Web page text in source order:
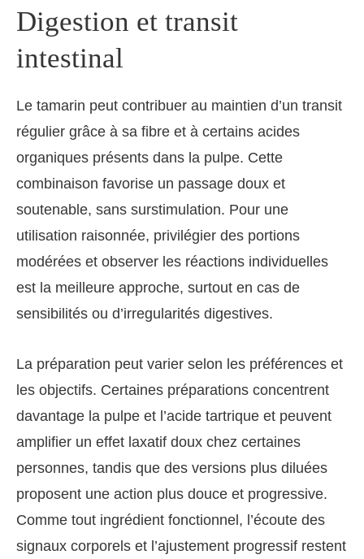
Digestion et transit
intestinal
Le tamarin peut contribuer au maintien d’un transit
régulier grâce à sa fibre et à certains acides
organiques présents dans la pulpe. Cette
combinaison favorise un passage doux et
soutenable, sans surstimulation. Pour une
utilisation raisonnée, privilégier des portions
modérées et observer les réactions individuelles
est la meilleure approche, surtout en cas de
sensibilités ou d’irregularités digestives.
La préparation peut varier selon les préférences et
les objectifs. Certaines préparations concentrent
davantage la pulpe et l’acide tartrique et peuvent
amplifier un effet laxatif doux chez certaines
personnes, tandis que des versions plus diluées
proposent une action plus douce et progressive.
Comme tout ingrédient fonctionnel, l’écoute des
signaux corporels et l’ajustement progressif restent